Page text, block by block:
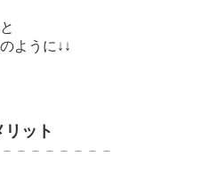
ように↓↓
ット
－－－－－－－